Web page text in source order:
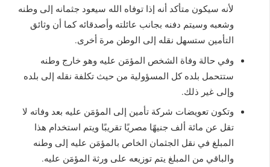
لأنه سيكون متأكد أنه إذا توفاه الله سيعود جثمانه إلى وطنه
وشعبه وسيتم دفنه بجانب عائلته وأصدقائه كما أن وثائق
التأمين ستسهل نقله إلى الوطن مرة أخرى.
وفي حالة وفاة الشخص المؤمَن عليه وهو خارج وطنه
ستتحمل بلده كل المسؤولية من حيث تكلفة نقله إلى بلده
وإلى غير ذلك.
وتكون تعويضات شركة تأمين إلى المؤمَن عليه بعد وفاته لا
تقل عن مائة ألف جنيهًا مصريًا تقريبًا ويتم استخدام هذا
المبلغ في نقل الجثمان الخاص بالمؤمَن عليه إلى وطنه
والباقي من المبلغ يتم توزيعه على ورثة المؤمَن عليه.